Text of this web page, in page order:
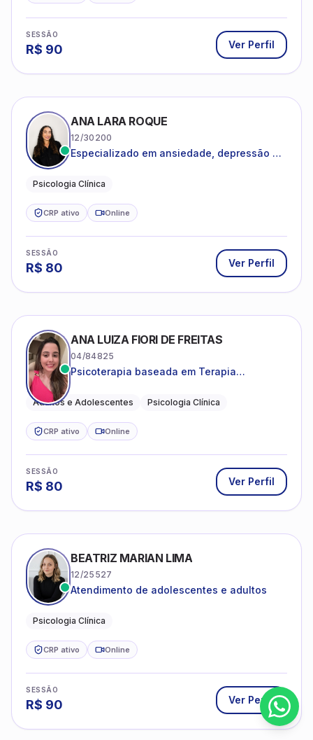
SESSÃO
R$ 90 Ver Perfil
ANA LARA ROQUE
12/30200
Especializado em ansiedade, depressão e
Psicologia Clínica
CRP ativo Online
SESSÃO
R$ 80 Ver Perfil
ANA LUIZA FIORI DE FREITAS
04/84825
Psicoterapia baseada em Terapia
Adultos e Adolescentes Psicologia Clínica
CRP ativo Online
SESSÃO
R$ 80 Ver Perfil
BEATRIZ MARIAN LIMA
12/25527
Atendimento de adolescentes e adultos
Psicologia Clínica
CRP ativo Online
SESSÃO
R$ 90 Ver Perfil